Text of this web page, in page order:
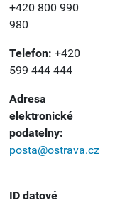
+420 800 990
980
Telefon: +420
599 444 444
Adresa
elektronické
podatelny:
posta@ostrava.cz
ID datové